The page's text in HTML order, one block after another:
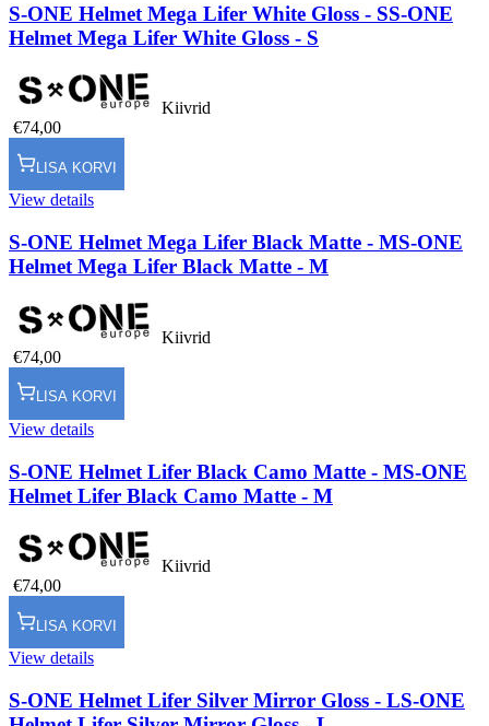
S-ONE Helmet Mega Lifer White Gloss - SS-ONE
Helmet Mega Lifer White Gloss - S
Kiivrid
€74,00
LISA KORVI
View details
S-ONE Helmet Mega Lifer Black Matte - MS-ONE
Helmet Mega Lifer Black Matte - M
Kiivrid
€74,00
LISA KORVI
View details
S-ONE Helmet Lifer Black Camo Matte - MS-ONE
Helmet Lifer Black Camo Matte - M
Kiivrid
€74,00
LISA KORVI
View details
S-ONE Helmet Lifer Silver Mirror Gloss - LS-ONE